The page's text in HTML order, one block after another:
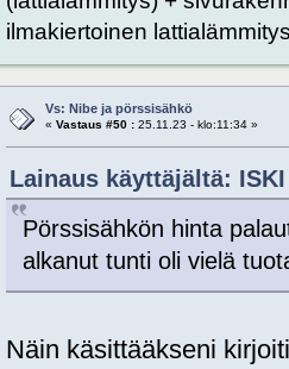
ilmakiertoinen
Vs: Nibe ja pörssisähkö
« Vastaus #50 :25.11.23 - klo:11:34 »
Lainaus käyttäjältä:
Pörssisähkön hinta
alkanut tunti oli vielä
Näin käsittääkseni